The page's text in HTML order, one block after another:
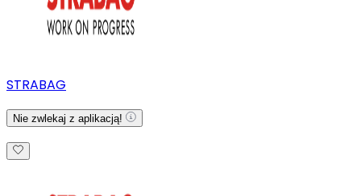
STRABAG
Nie zwlekaj z aplikacją!